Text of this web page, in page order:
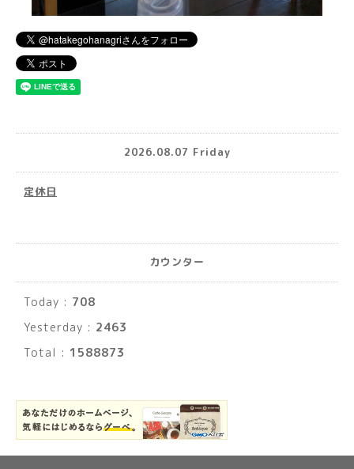
2026.08.07 Friday
定休日
カウンター
Today : 708
Yesterday : 2463
Total : 1588873